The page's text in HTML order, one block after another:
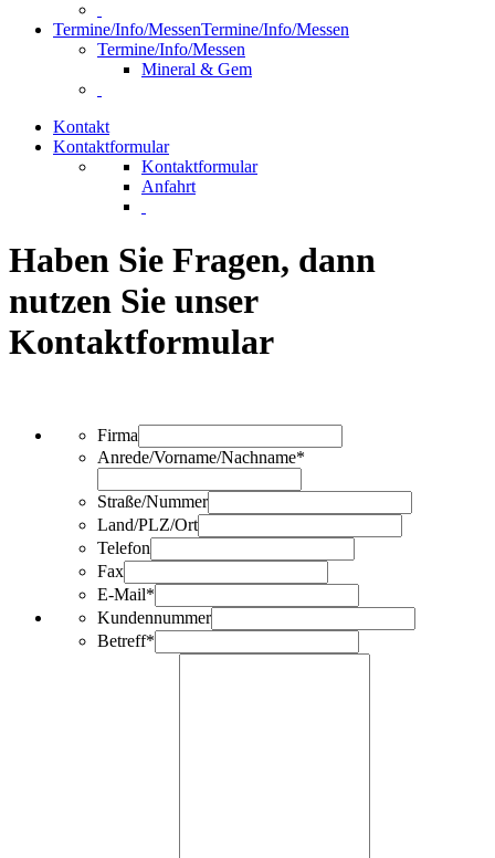
Termine/Info/MessenTermine/Info/Messen
Termine/Info/Messen
Mineral & Gem
Kontakt
Kontaktformular
Kontaktformular
Anfahrt
Haben Sie Fragen, dann
nutzen Sie unser
Kontaktformular
Firma
Anrede/Vorname/Nachname*
Straße/Nummer
Land/PLZ/Ort
Telefon
Fax
E-Mail*
Kundennummer
Betreff*